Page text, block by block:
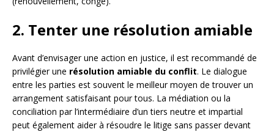
2. Tenter une résolution amiable
Avant d’envisager une action en justice, il est recommandé de
privilégier une résolution amiable du conflit. Le dialogue
entre les parties est souvent le meilleur moyen de trouver un
arrangement satisfaisant pour tous. La médiation ou la
conciliation par l’intermédiaire d’un tiers neutre et impartial
peut également aider à résoudre le litige sans passer devant